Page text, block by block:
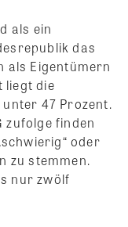
als ein
das
als Eigentümern
liegt die
47 Prozent.
zufolge finden
oder
zu stemmen.
nur zwölf